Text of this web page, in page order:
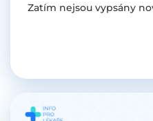
Zatím nejsou vypsány